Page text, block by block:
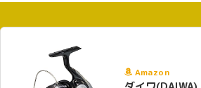
Amazon